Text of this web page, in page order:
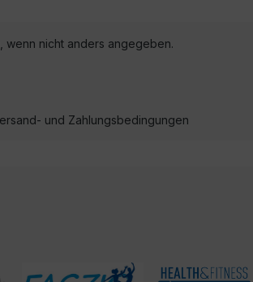
wenn nicht anders angegeben.
und Zahlungsbedingungen